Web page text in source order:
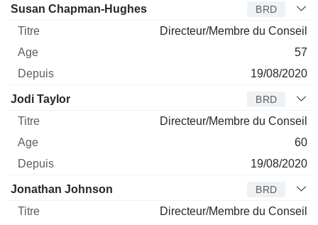
Susan Chapman-Hughes BRD
Directeur/Membre du Conseil
57
19/08/2020
Jodi Taylor BRD
Directeur/Membre du Conseil
60
19/08/2020
Jonathan Johnson BRD
Directeur/Membre du Conseil